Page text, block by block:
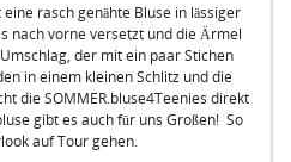
rasch genähte Bluse in lässiger
nach vorne versetzt und die Ärmel
der mit ein paar Stichen
in einem kleinen Schlitz und die
die SOMMER.bluse4Teenies direkt
gibt es auch für uns Großen! So
auf Tour gehen.